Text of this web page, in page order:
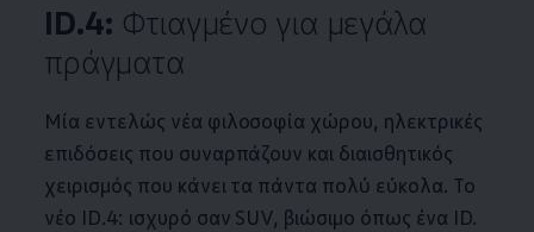
ID.4: Φτιαγμένο για μεγάλα
πράγματα
Μία εντελώς νέα φιλοσοφία χώρου, ηλεκτρικές
επιδόσεις που συναρπάζουν και διαισθητικός
χειρισμός που κάνει τα πάντα πολύ εύκολα. Το
νέο ID.4: ισχυρό σαν SUV, βιώσιμο όπως ένα ID.